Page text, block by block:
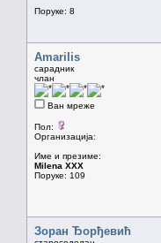
Поруке: 8
Amarilis
сарадник
члан
Ван мреже
Пол:
Организација:
Име и презиме:
Milena XXX
Поруке: 109
Зоран Ђорђевић